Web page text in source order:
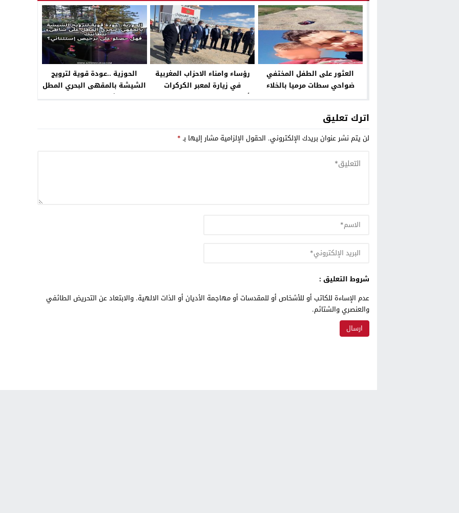
العثور على الطفل المختفي
ضواحي سطات مرميا بالخلاء
رؤساء وامناء الاحزاب المغربية
في زيارة لمعبر الكركرات
الحوزية ..عودة قوية لترويج
الشيشة بالمقهى البحري المطل
على شاطىء “تيطانيك “
اترك تعليق
لن يتم نشر عنوان بريدك الإلكتروني. الحقول الإلزامية مشار إليها بـ*
شروط التعليق :
عدم الإساءة للكاتب أو للأشخاص أو للمقدسات أو مهاجمة الأديان أو الذات الالهية. والابتعاد عن التحريض الطائفي
والعنصري والشتائم.